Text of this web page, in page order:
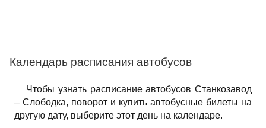
Календарь расписания автобусов
Чтобы узнать расписание автобусов Станкозавод
– Слободка, поворот и купить автобусные билеты на
другую дату, выберите этот день на календаре.